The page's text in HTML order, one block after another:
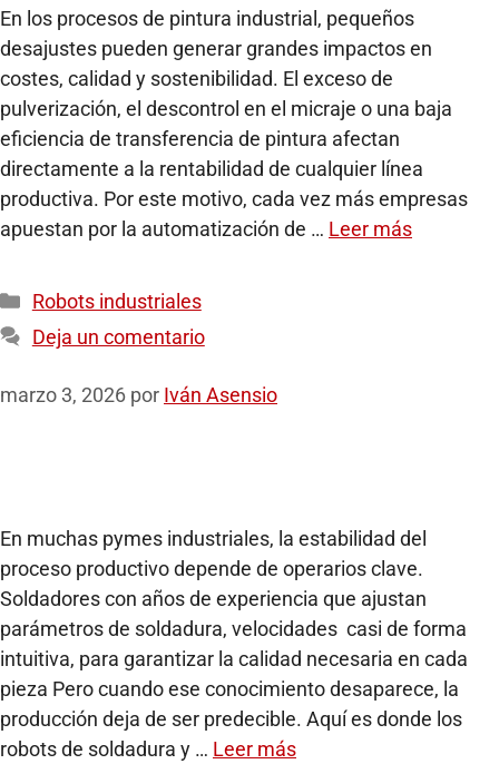
En los procesos de pintura industrial, pequeños
desajustes pueden generar grandes impactos en
costes, calidad y sostenibilidad. El exceso de
pulverización, el descontrol en el micraje o una baja
eficiencia de transferencia de pintura afectan
directamente a la rentabilidad de cualquier línea
productiva. Por este motivo, cada vez más empresas
apuestan por la automatización de … Leer más
Robots industriales
Deja un comentario
marzo 3, 2026 por Iván Asensio
En muchas pymes industriales, la estabilidad del
proceso productivo depende de operarios clave.
Soldadores con años de experiencia que ajustan
parámetros de soldadura, velocidades casi de forma
intuitiva, para garantizar la calidad necesaria en cada
pieza Pero cuando ese conocimiento desaparece, la
producción deja de ser predecible. Aquí es donde los
robots de soldadura y … Leer más